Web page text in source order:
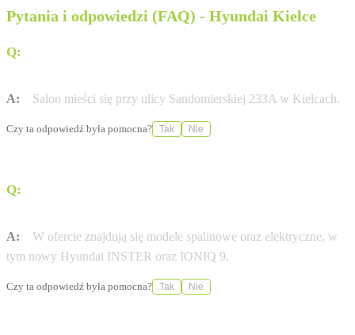
Pytania i odpowiedzi (FAQ) - Hyundai Kielce
Q:
A: Salon mieści się przy ulicy Sandomierskiej 233A w Kielcach.
Czy ta odpowiedź była pomocna? Tak Nie
Q:
A:
W ofercie znajdują się modele spalinowe oraz elektryczne, w
tym nowy Hyundai INSTER oraz IONIQ 9.
Czy ta odpowiedź była pomocna? Tak Nie